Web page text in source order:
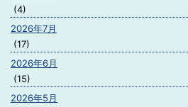
(4)
2026年7月
(17)
2026年6月
(15)
2026年5月